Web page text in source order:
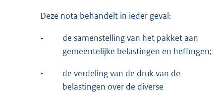
Deze nota behandelt in ieder geval:
-
de samenstelling van het pakket aan
gemeentelijke belastingen en heffingen;
-
de verdeling van de druk van de
belastingen over de diverse